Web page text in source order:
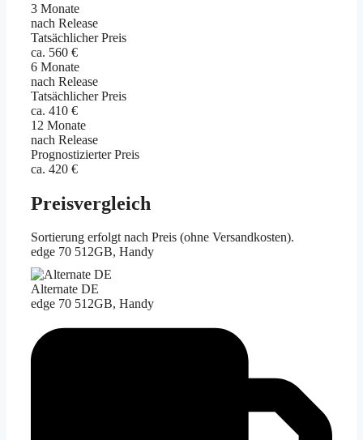
3 Monate
nach Release
Tatsächlicher Preis
ca. 560 €
6 Monate
nach Release
Tatsächlicher Preis
ca. 410 €
12 Monate
nach Release
Prognostizierter Preis
ca. 420 €
Preisvergleich
Sortierung erfolgt nach Preis (ohne Versandkosten).
edge 70 512GB, Handy
Alternate DE
edge 70 512GB, Handy